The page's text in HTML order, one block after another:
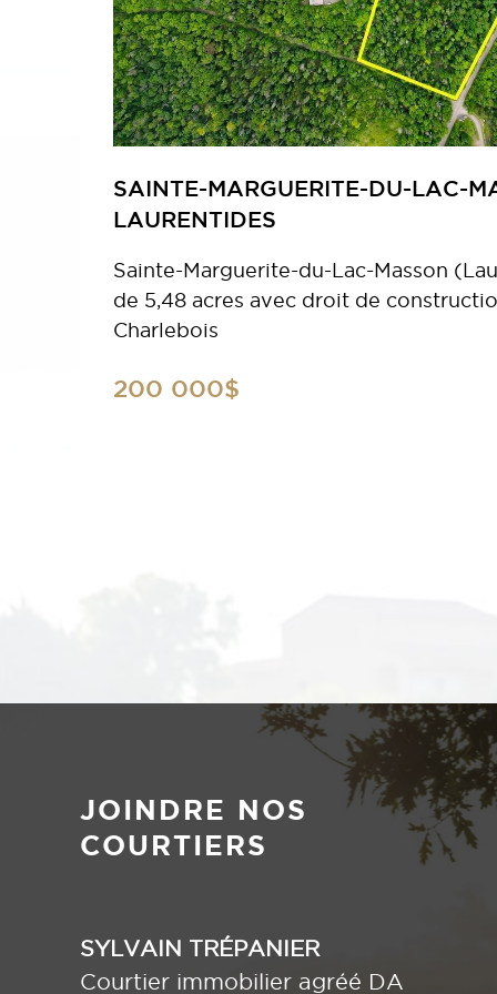
SAINTE-MARGUERITE-DU-LAC-
LAURENTIDES
Sainte-Marguerite-du-Lac-Masson
de 5,48 acres avec droit de
Charlebois
200 000$
JOINDRE NOS
COURTIERS
SYLVAIN TRÉPANIER
Courtier immobilier agréé DA